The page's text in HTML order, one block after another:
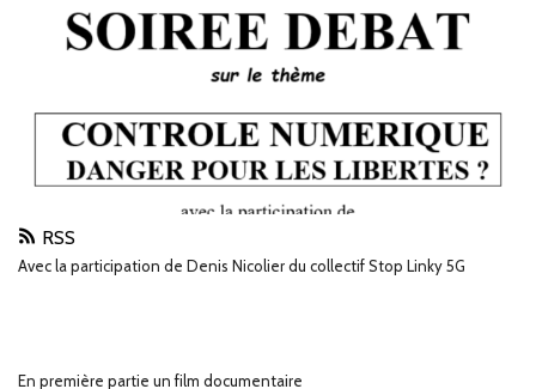
pdf
RSS
Avec la participation de Denis Nicolier du collectif Stop Linky 5G
En première partie un film documentaire